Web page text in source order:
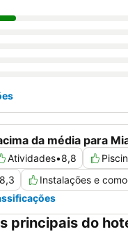
das vistas panorâmicas
da média para
Atividades•8,8
8,3 Instalações e
principais do